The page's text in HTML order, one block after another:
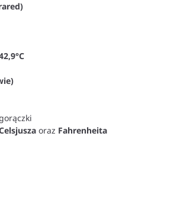
oraz Fahrenheita